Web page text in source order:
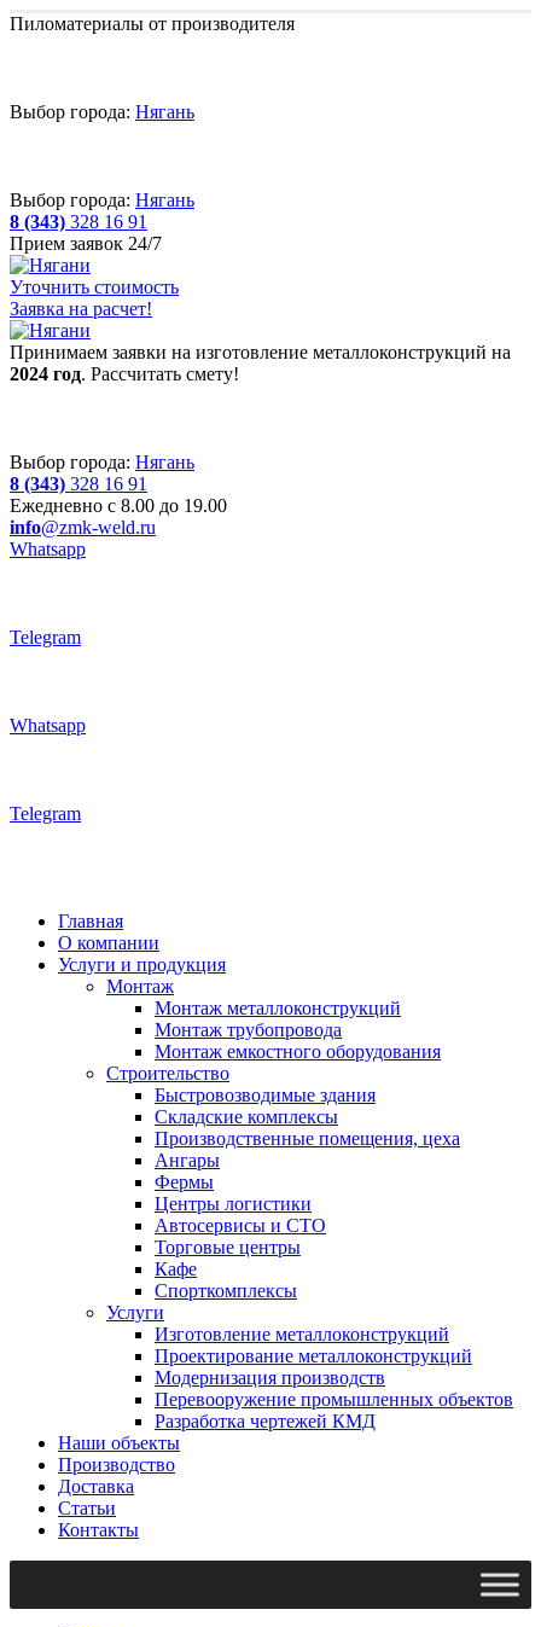
Пиломатериалы от производителя
Выбор города: Нягань
Выбор города: Нягань
8 (343) 328 16 91
Прием заявок 24/7
Уточнить стоимость
Заявка на расчет!
Принимаем заявки на изготовление металлоконструкций на
2024 год. Рассчитать смету!
Выбор города: Нягань
8 (343) 328 16 91
Ежедневно с 8.00 до 19.00
info@zmk-weld.ru
Whatsapp
Telegram
Whatsapp
Telegram
Главная
О компании
Услуги и продукция
Монтаж
Монтаж металлоконструкций
Монтаж трубопровода
Монтаж емкостного оборудования
Строительство
Быстровозводимые здания
Складские комплексы
Производственные помещения, цеха
Ангары
Фермы
Центры логистики
Автосервисы и СТО
Торговые центры
Кафе
Спорткомплексы
Услуги
Изготовление металлоконструкций
Проектирование металлоконструкций
Модернизация производств
Перевооружение промышленных объектов
Разработка чертежей КМД
Наши объекты
Производство
Доставка
Статьи
Контакты